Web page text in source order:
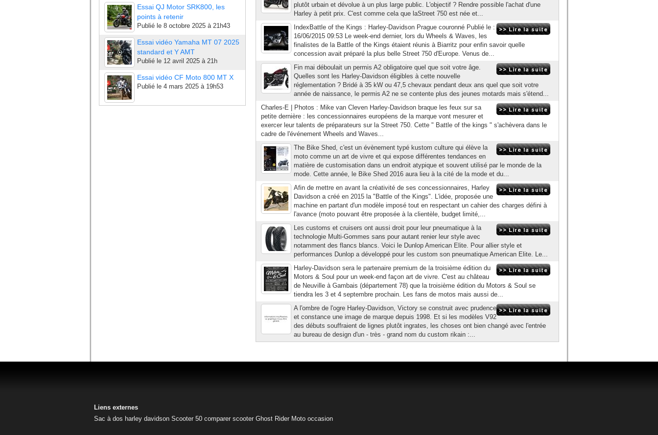
Essai QJ Motor SRK800, les
points à retenir
Publié le 8 octobre 2025 à 21h43
Essai vidéo Yamaha MT 07 2025
standard et Y AMT
Publié le 12 avril 2025 à 21h
Essai vidéo CF Moto 800 MT X
Publié le 4 mars 2025 à 19h53
plutôt urbain et dévolue à un plus large public. L'objectif ? Rendre possible l'achat d'une
Harley à petit prix. C'est comme cela que laStreet 750 est née et...
IndexBattle of the Kings : Harley-Davidson Prague couronné Publié le :
16/06/2015 09:53 Le week-end dernier, lors du Wheels & Waves, les
finalistes de la Battle of the Kings étaient réunis à Biarritz pour enfin savoir quelle
concession avait préparé la plus belle Street 750 d'Europe. Venus de...
Fin mai déboulait un permis A2 obligatoire quel que soit votre âge.
Quelles sont les Harley-Davidson éligibles à cette nouvelle
réglementation ? Bridé à 35 kW ou 47,5 chevaux pendant deux ans quel que soit votre
année de naissance, le permis A2 ne se contente plus des jeunes motards mais s'étend...
Charles-E | Photos : Mike van Cleven Harley-Davidson braque les feux sur sa
petite dernière : les concessionnaires européens de la marque vont mesurer et
exercer leur talents de préparateurs sur la Street 750. Cette " Battle of the kings " s'achèvera dans le
cadre de l'événement Wheels and Waves...
The Bike Shed, c'est un évènement typé kustom culture qui élève la
moto comme un art de vivre et qui expose différentes tendances en
matière de customisation dans un endroit atypique et souvent utilisé par le monde de la
mode. Cette année, le Bike Shed 2016 aura lieu à la cité de la mode et du...
Afin de mettre en avant la créativité de ses concessionnaires, Harley
Davidson a créé en 2015 la "Battle of the Kings". L'idée, proposée une
machine en partant d'un modèle imposé tout en respectant un cahier des charges défini à
l'avance (moto pouvant être proposée à la clientèle, budget limité,...
Les customs et cruisers ont aussi droit pour leur pneumatique à la
technologie Multi-Gommes sans pour autant renier leur style avec
notamment des flancs blancs. Voici le Dunlop American Elite. Pour allier style et
performances Dunlop a développé pour les custom son pneumatique American Elite. Le...
Harley-Davidson sera le partenaire premium de la troisième édition du
Motors & Soul pour un week-end façon art de vivre. C'est au château
de Neuville à Gambais (département 78) que la troisième édition du Motors & Soul se
tiendra les 3 et 4 septembre prochain. Les fans de motos mais aussi de...
A l'ombre de l'ogre Harley-Davidson, Victory se construit avec prudence
et constance une image de marque depuis 1998. Et si les modèles V92
des débuts souffraient de lignes plutôt ingrates, les choses ont bien changé avec l'entrée
au bureau de design d'un - très - grand nom du custom rikain :...
Liens externes
Sac à dos harley davidson Scooter 50 comparer scooter Ghost Rider Moto occasion